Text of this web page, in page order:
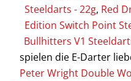
Steeldarts - 22g, Red
Edition Switch Point
Bullhitters V1
spielen die E-Darter
Peter Wright Double